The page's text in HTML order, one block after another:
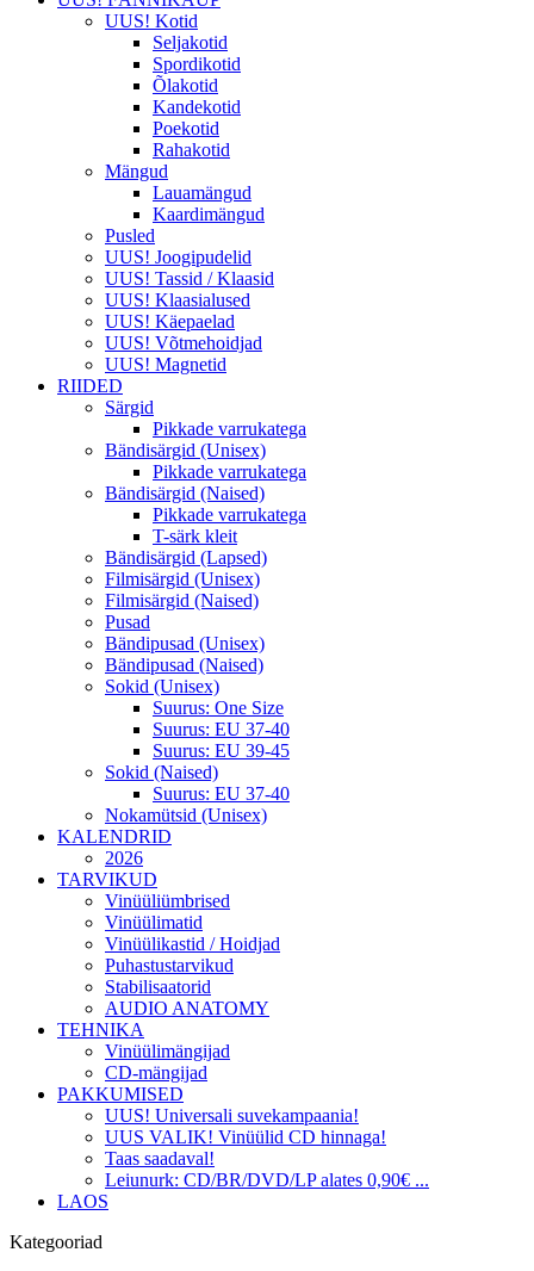
UUS! Kotid
Seljakotid
Spordikotid
Õlakotid
Kandekotid
Poekotid
Rahakotid
Mängud
Lauamängud
Kaardimängud
Pusled
UUS! Joogipudelid
UUS! Tassid / Klaasid
UUS! Klaasialused
UUS! Käepaelad
UUS! Võtmehoidjad
UUS! Magnetid
RIIDED
Särgid
Pikkade varrukatega
Bändisärgid (Unisex)
Pikkade varrukatega
Bändisärgid (Naised)
Pikkade varrukatega
T-särk kleit
Bändisärgid (Lapsed)
Filmisärgid (Unisex)
Filmisärgid (Naised)
Pusad
Bändipusad (Unisex)
Bändipusad (Naised)
Sokid (Unisex)
Suurus: One Size
Suurus: EU 37-40
Suurus: EU 39-45
Sokid (Naised)
Suurus: EU 37-40
Nokamütsid (Unisex)
KALENDRID
2026
TARVIKUD
Vinüüliümbrised
Vinüülimatid
Vinüülikastid / Hoidjad
Puhastustarvikud
Stabilisaatorid
AUDIO ANATOMY
TEHNIKA
Vinüülimängijad
CD-mängijad
PAKKUMISED
UUS! Universali suvekampaania!
UUS VALIK! Vinüülid CD hinnaga!
Taas saadaval!
Leiunurk: CD/BR/DVD/LP alates 0,90€ ...
LAOS
Kategooriad